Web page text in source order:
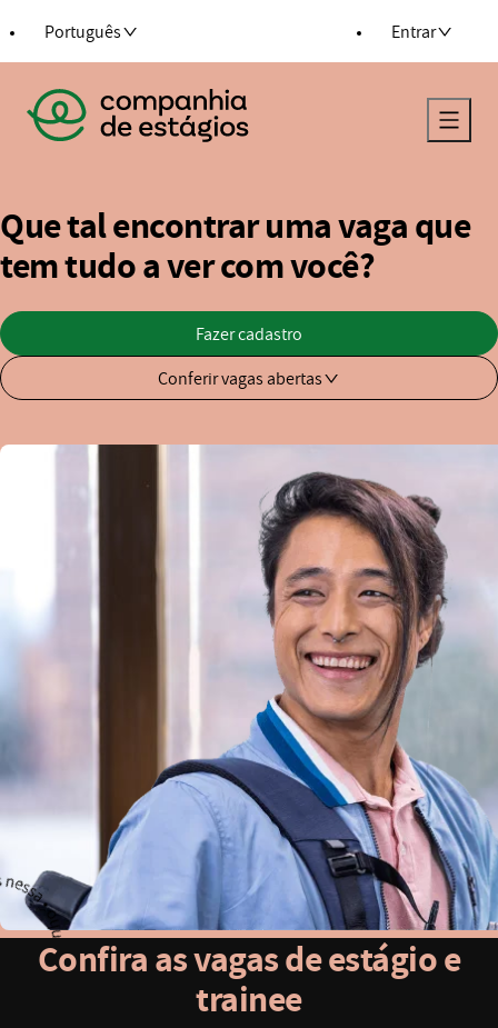
o conteúdo
Português Entrar
Voltar para a página principal
Que tal encontrar uma vaga que
tem tudo a ver com você?
Fazer cadastro
Conferir vagas abertas
Confira as vagas de estágio e
trainee